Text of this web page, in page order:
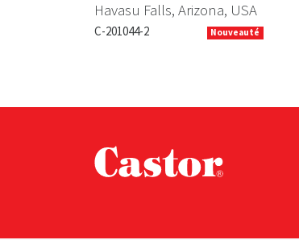
Havasu Falls, Arizona, USA
C-201044-2 Nouveauté